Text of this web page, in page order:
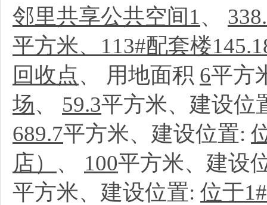
邻里共享公共空间1、
平方米、113#配套楼
回收点、 用地面积 6平方
场、 59.3平方米、建设位
689.7平方米、建设位置:
店） 、 100平方米、建设
平方米、建设位置: 位于